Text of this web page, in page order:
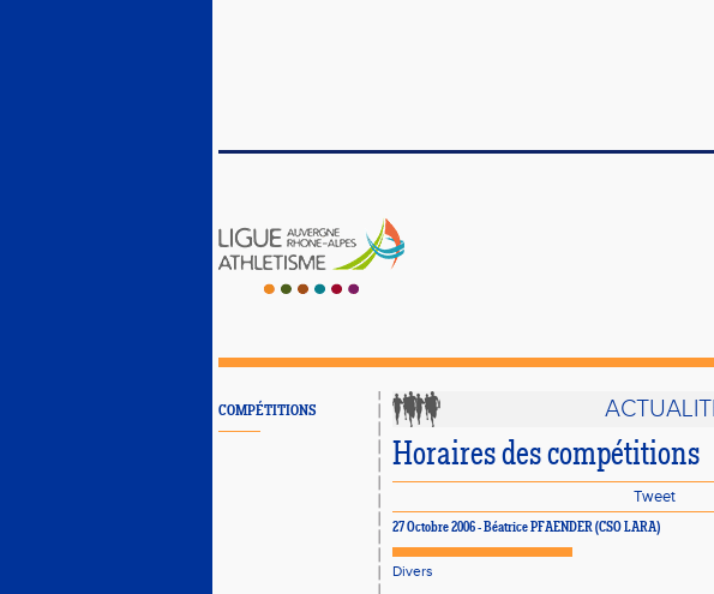
COMPÉTITIONS
Horaires des compétitions
Tweet
27 Octobre 2006 - Béatrice PFAENDER (CSO LARA)
Divers